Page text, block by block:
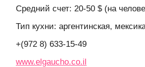
Средний счет: 20-50 $ (на
Тип кухни: аргентинская,
+(972 8) 633-15-49
www.elgaucho.co.il